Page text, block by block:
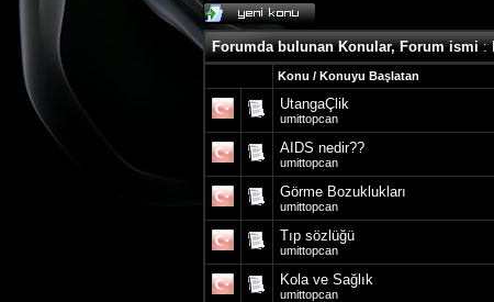
evooli
fethiye
escort
gaziantep
gaziantep
escort
Forumda bulunan Konular, Forum ismi:
Konu / Konuyu Başlatan
UtangaÇlik
umittopcan
AIDS nedir??
umittopcan
Görme Bozuklukları
umittopcan
Tıp sözlüğü
umittopcan
Kola ve Sağlık
umittopcan